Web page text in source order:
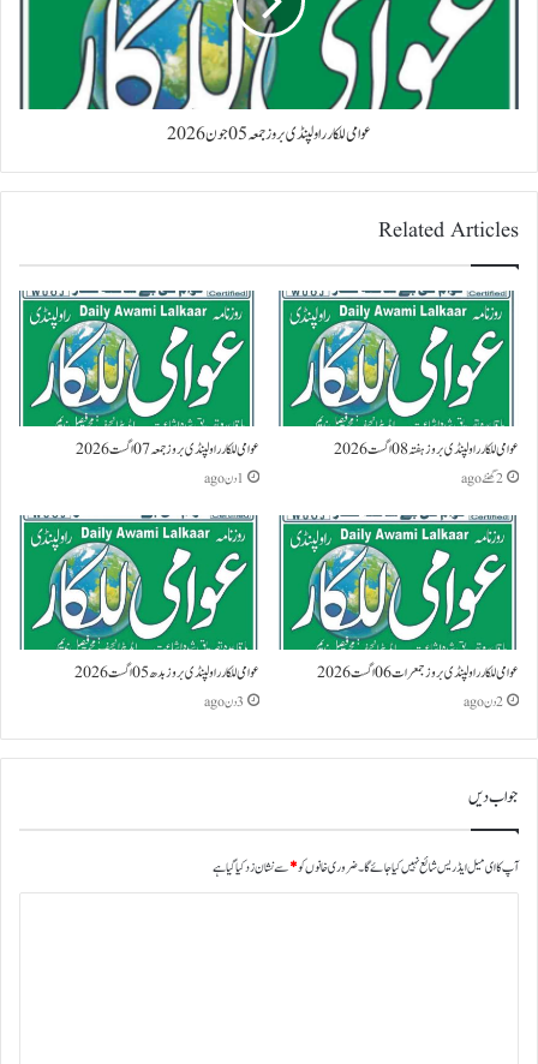
عوامی للکار راولپنڈی بروز جمعہ 05 جون 2026
Related Articles
عوامی للکار راولپنڈی بروز ہفتہ 08 اگست 2026
2 گھنٹے ago
عوامی للکار راولپنڈی بروز جمعہ 07 اگست 2026
1 دن ago
عوامی للکار راولپنڈی بروز جمعرات 06 اگست 2026
2 دن ago
عوامی للکار راولپنڈی بروز بدھ 05 اگست 2026
3 دن ago
جواب دیں
آپ کا ای میل ایڈریس شائع نہیں کیا جائے گا۔ضروری خانوں کو*سے نشان زد کیا گیا ہے